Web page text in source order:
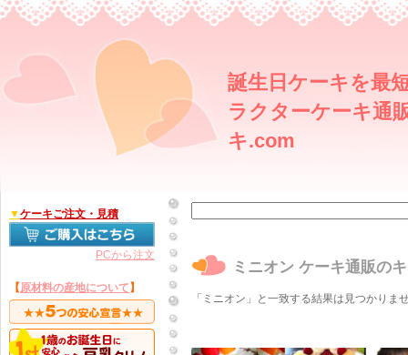
誕生日ケーキを最
ラクターケーキ通
キ.com
ミニオン ケーキ通販の
「ミニオン」と一致する結果は見つかりま
▼ケーキご注文・見積
PCから注文
【原材料の産地について 】